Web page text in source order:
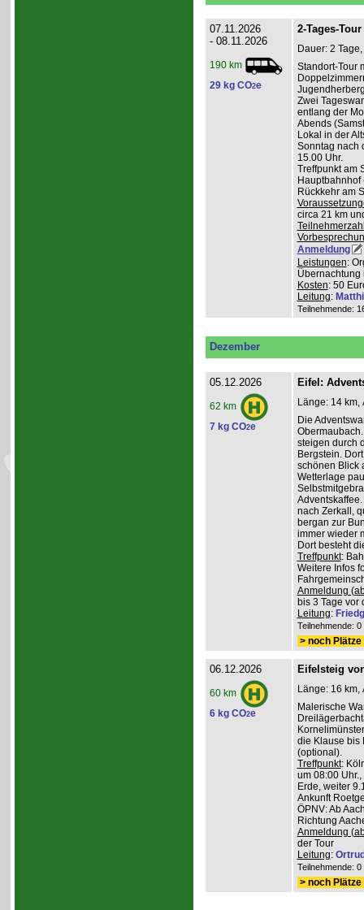
07.11.2026
- 08.11.2026
190 km
29 kg CO2e
2-Tages-
Dauer: 2
Standort-Tour
Zwei
entlang der
Abends
Lokal in der
Sonntag nach
15.00 Uhr.
Treffpunkt am
Hauptbahnhof
Rückkehr am
circa 21 km
Anmeldung
Leistungen:
Übernachtung
Kosten: 50
Leitung:
Teilnehmende:
Dezember
05.12.2026
62 km
7 kg CO2e
Eifel:
Länge: 14 km,
Die
steigen durch
Bergstein.
schönen Blick
Wetterlage
nach Zerkall,
bergan zur
immer wieder
Dort besteht
Treffpunkt:
Weitere Infos
Anmeldung
bis 3 Tage vor
Leitung:
Teilnehmende:
> noch
06.12.2026
60 km
6 kg CO2e
Eifelsteig
Länge: 16 km,
Malerische
die Klause bis
(optional).
Treffpunkt:
um 08:00
Erde, weiter
Ankunft
ÖPNV: Ab
Richtung
Anmeldung
der Tour
Leitung:
Teilnehmende:
> noch